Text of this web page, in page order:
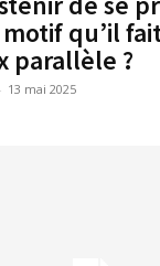
qu’il
parallèle ?
- 13 mai 2025